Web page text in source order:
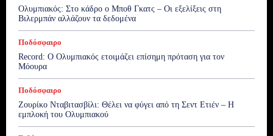
Ολυμπιακός: Στο κάδρο ο Μποθ Γκατς – Οι εξελίξεις στη
Βιλερμπάν αλλάζουν τα δεδομένα
Ποδόσφαιρο
Record: Ο Ολυμπιακός ετοιμάζει επίσημη πρόταση για τον
Μόουρα
Ποδόσφαιρο
Ζουρίκο Νταβιτασβίλι: Θέλει να φύγει από τη Σεντ Ετιέν – Η
εμπλοκή του Ολυμπιακού